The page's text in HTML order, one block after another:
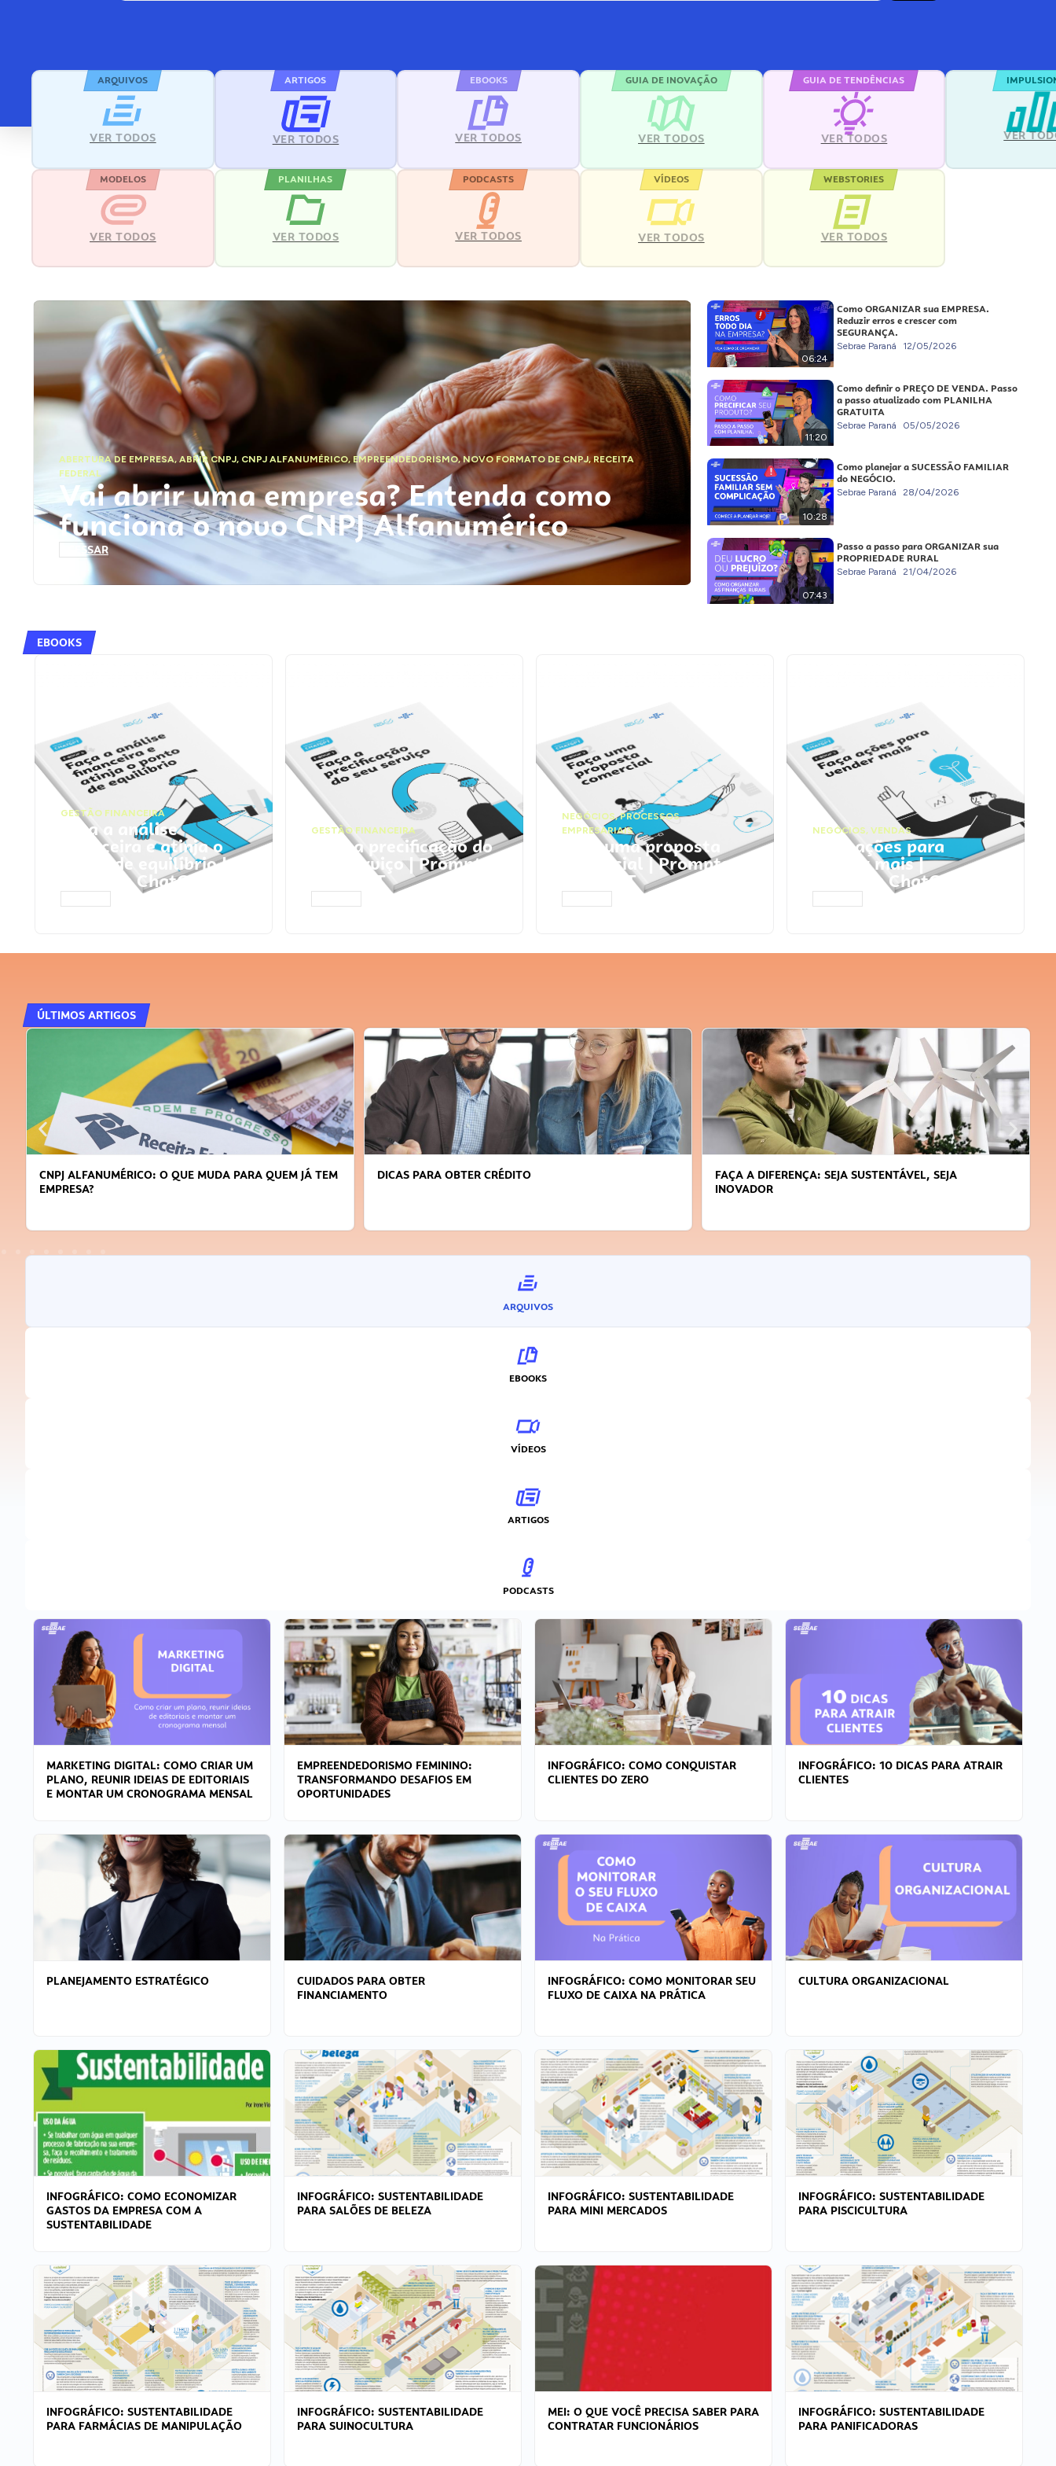
ARQUIVOS
VER TODOS
ARTIGOS
VER TODOS
EBOOKS
VER TODOS
GUIA DE INOVAÇÃO
VER TODOS
GUIA DE TENDÊNCIAS
VER TODOS VER
MODELOS
VER TODOS
PLANILHAS
VER TODOS
PODCASTS
VER TODOS
VÍDEOS
VER TODOS
WEBSTORIES
VER TODOS
ABERTURA DE EMPRESA,ABRIR CNPJ, CNPJ ALFANUMÉRICO, EMPREENDEDORISMO,NOVO FORMATO DE CNPJ,RECEITA
FEDERAL
Vai abrir uma empresa? Entenda como
funciona o novo CNPJ Alfanumérico
ACESSAR
06:24
Como ORGANIZAR sua EMPRESA.
Reduzir erros e crescer com
SEGURANÇA.
Sebrae Paraná 12/05/2026
11:20
Como definir o PREÇO DE VENDA. Passo
a passo atualizado com PLANILHA
GRATUITA
Sebrae Paraná 05/05/2026
10:28
Como planejar a SUCESSÃO FAMILIAR
do NEGÓCIO.
Sebrae Paraná 28/04/2026
07:43
Passo a passo para ORGANIZAR sua
PROPRIEDADE RURAL
Sebrae Paraná 21/04/2026
EBOOKS
GESTÃO FINANCEIRA
Faça a análise
financeira e atinja o
ponto de equilíbrio |
Prompts ChatGPT
GESTÃO FINANCEIRA
Faça a precificação do
seu serviço | Prompts
ChatGPT
NEGÓCIOS,PROCESSOS
EMPRESARIAIS
Faça uma proposta
comercial | Prompts
ChatGPT
NEGÓCIOS, VENDAS
Faça ações para
vender mais |
Prompts ChatGPT
ÚLTIMOS ARTIGOS
CNPJ ALFANUMÉRICO: O QUE MUDA PARA QUEM JÁ TEM
EMPRESA?
DICAS PARA OBTER CRÉDITO
FAÇA A DIFERENÇA: SEJA SUSTENTÁVEL, SEJA
INOVADOR
ARQUIVOS
EBOOKS
VÍDEOS
ARTIGOS
PODCASTS
MARKETING DIGITAL: COMO CRIAR UM
PLANO, REUNIR IDEIAS DE EDITORIAIS
E MONTAR UM CRONOGRAMA MENSAL
EMPREENDEDORISMO FEMININO:
TRANSFORMANDO DESAFIOS EM
OPORTUNIDADES
INFOGRÁFICO: COMO CONQUISTAR
CLIENTES DO ZERO
INFOGRÁFICO: 10 DICAS PARA ATRAIR
CLIENTES
PLANEJAMENTO ESTRATÉGICO
CUIDADOS PARA OBTER
FINANCIAMENTO
INFOGRÁFICO: COMO MONITORAR SEU
FLUXO DE CAIXA NA PRÁTICA
CULTURA ORGANIZACIONAL
INFOGRÁFICO: COMO ECONOMIZAR
GASTOS DA EMPRESA COM A
SUSTENTABILIDADE
INFOGRÁFICO: SUSTENTABILIDADE
PARA SALÕES DE BELEZA
INFOGRÁFICO: SUSTENTABILIDADE
PARA MINI MERCADOS
INFOGRÁFICO: SUSTENTABILIDADE
PARA PISCICULTURA
INFOGRÁFICO: SUSTENTABILIDADE
PARA FARMÁCIAS DE MANIPULAÇÃO
INFOGRÁFICO: SUSTENTABILIDADE
PARA SUINOCULTURA
MEI: O QUE VOCÊ PRECISA SABER PARA
CONTRATAR FUNCIONÁRIOS
INFOGRÁFICO: SUSTENTABILIDADE
PARA PANIFICADORAS